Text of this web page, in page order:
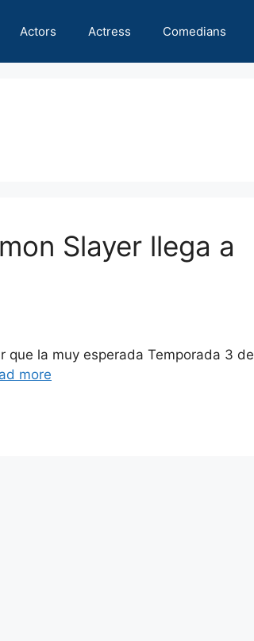
Actors Actress Comedians
Slayer llega a
que la muy esperada Temporada 3 de
more